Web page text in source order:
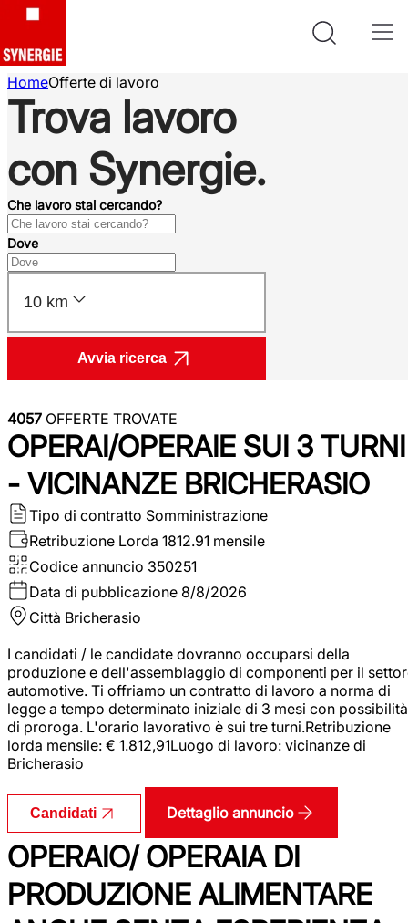
HomeOfferte di lavoro
Trova lavoro
con Synergie.
Che lavoro stai cercando?
Dove
10 km
Avvia ricerca
4057 OFFERTE TROVATE
OPERAI/OPERAIE SUI 3 TURNI
- VICINANZE BRICHERASIO
Tipo di contratto Somministrazione
Retribuzione Lorda 1812.91 mensile
Codice annuncio 350251
Data di pubblicazione 8/8/2026
Città Bricherasio
I candidati / le candidate dovranno occuparsi della
produzione e dell'assemblaggio di componenti per il
automotive. Ti offriamo un contratto di lavoro a norma di
legge a tempo determinato iniziale di 3 mesi con possibilità
di proroga. L'orario lavorativo è sui tre turni.Retribuzione
lorda mensile: € 1.812,91Luogo di lavoro: vicinanze di
Bricherasio
Candidati Dettaglio annuncio
OPERAIO/ OPERAIA DI
PRODUZIONE ALIMENTARE